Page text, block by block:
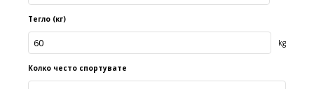
Тегло (кг)
kg
Колко често спортувате